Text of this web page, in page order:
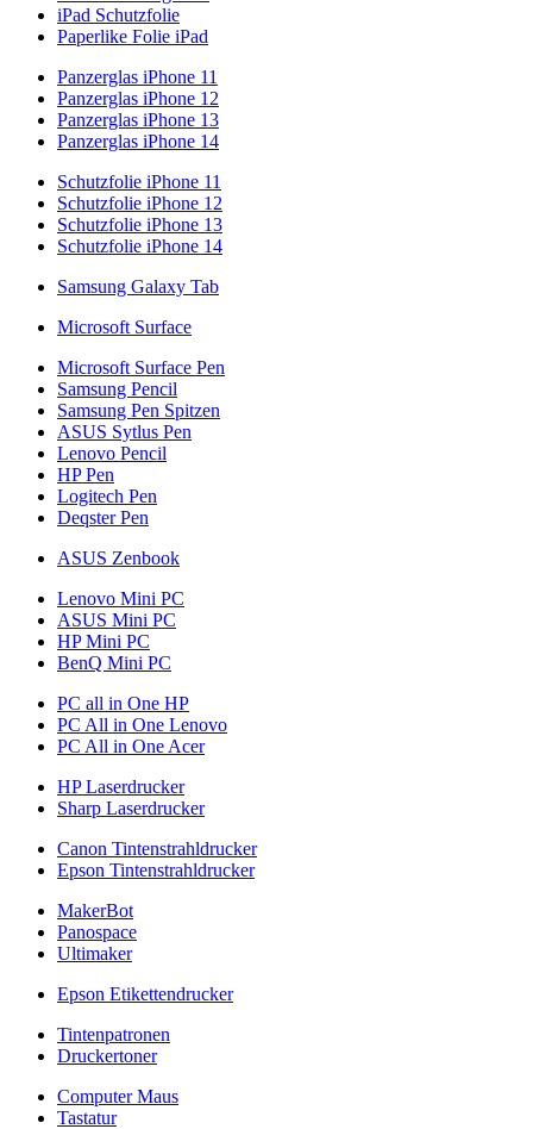
iPad Schutzfolie
Paperlike Folie iPad
Panzerglas iPhone 11
Panzerglas iPhone 12
Panzerglas iPhone 13
Panzerglas iPhone 14
Schutzfolie iPhone 11
Schutzfolie iPhone 12
Schutzfolie iPhone 13
Schutzfolie iPhone 14
Samsung Galaxy Tab
Microsoft Surface
Microsoft Surface Pen
Samsung Pencil
Samsung Pen Spitzen
ASUS Sytlus Pen
Lenovo Pencil
HP Pen
Logitech Pen
Deqster Pen
ASUS Zenbook
Lenovo Mini PC
ASUS Mini PC
HP Mini PC
BenQ Mini PC
PC all in One HP
PC All in One Lenovo
PC All in One Acer
HP Laserdrucker
Sharp Laserdrucker
Canon Tintenstrahldrucker
Epson Tintenstrahldrucker
MakerBot
Panospace
Ultimaker
Epson Etikettendrucker
Tintenpatronen
Druckertoner
Computer Maus
Tastatur